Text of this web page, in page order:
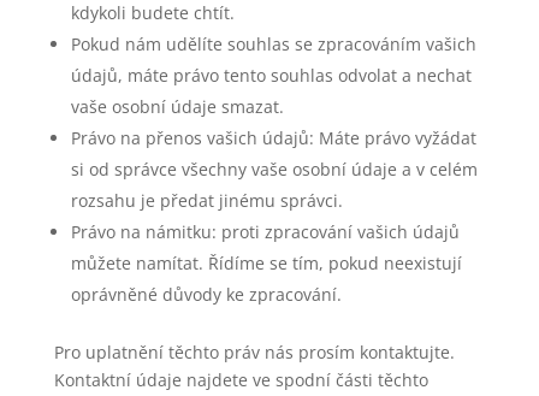
kdykoli budete chtít.
Pokud nám udělíte souhlas se zpracováním vašich
údajů, máte právo tento souhlas odvolat a nechat
vaše osobní údaje smazat.
Právo na přenos vašich údajů: Máte právo vyžádat
si od správce všechny vaše osobní údaje a v celém
rozsahu je předat jinému správci.
Právo na námitku: proti zpracování vašich údajů
můžete namítat. Řídíme se tím, pokud neexistují
oprávněné důvody ke zpracování.
Pro uplatnění těchto práv nás prosím kontaktujte.
Kontaktní údaje najdete ve spodní části těchto